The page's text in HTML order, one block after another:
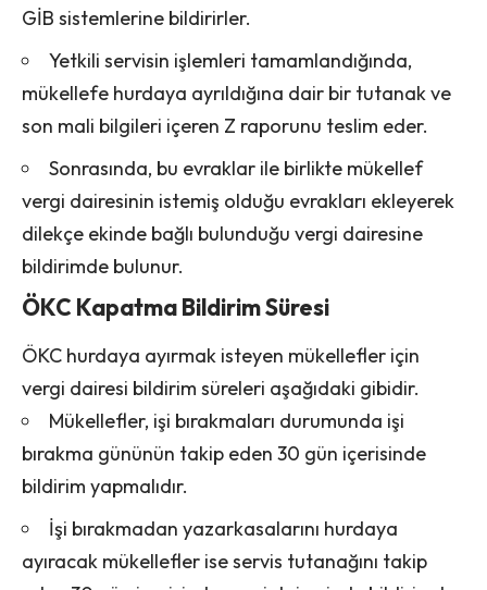
GİB sistemlerine bildirirler.
Yetkili servisin işlemleri tamamlandığında,
mükellefe hurdaya ayrıldığına dair bir tutanak ve
son mali bilgileri içeren Z raporunu teslim eder.
Sonrasında, bu evraklar ile birlikte mükellef
vergi dairesinin istemiş olduğu evrakları ekleyerek
dilekçe ekinde bağlı bulunduğu vergi dairesine
bildirimde bulunur.
ÖKC Kapatma Bildirim Süresi
ÖKC hurdaya ayırmak isteyen mükellefler için
vergi dairesi bildirim süreleri aşağıdaki gibidir.
Mükellefler, işi bırakmaları durumunda işi
bırakma gününün takip eden 30 gün içerisinde
bildirim yapmalıdır.
İşi bırakmadan yazarkasalarını hurdaya
ayıracak mükellefler ise servis tutanağını takip